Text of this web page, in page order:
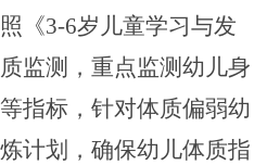
《3-6岁儿童学习与发
监测，重点监测幼儿身
指标，针对体质偏弱幼
计划，确保幼儿体质指